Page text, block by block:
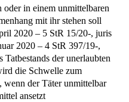
in einem unmittelbaren
mit ihr stehen soll
2020 – 5 StR 15/20-, juris
2020 – 4 StR 397/19-,
der unerlaubten
die Schwelle zum
wenn der Täter unmittelbar
ansetzt